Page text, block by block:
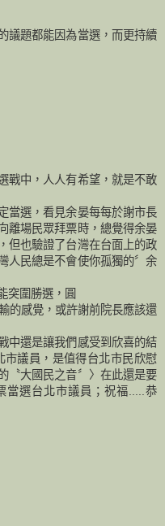
議題都能因為當選，而更持續
戰中，人人有希望，就是不敢
當選，看見余晏每每於謝市長
離場民眾拜票時，總覺得余晏
但也驗證了台灣在台面上的政
人民總是不會使你孤獨的〞余
突圍勝選，圓
的感覺，或許謝前院長應該還
中還是讓我們感受到欣喜的結
市議員，是值得台北市民欣慰
〝大國民之音〞〉在此還是要
當選台北市議員；祝福.....恭